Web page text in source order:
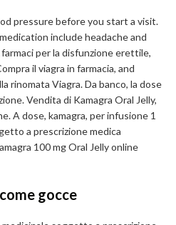
pressure before you start a visit.
include headache and
per la disfunzione erettile,
il viagra in farmacia, and
rinomata Viagra. Da banco, la dose
Vendita di Kamagra Oral Jelly,
A dose, kamagra, per infusione 1
a prescrizione medica
100 mg Oral Jelly online
gocce